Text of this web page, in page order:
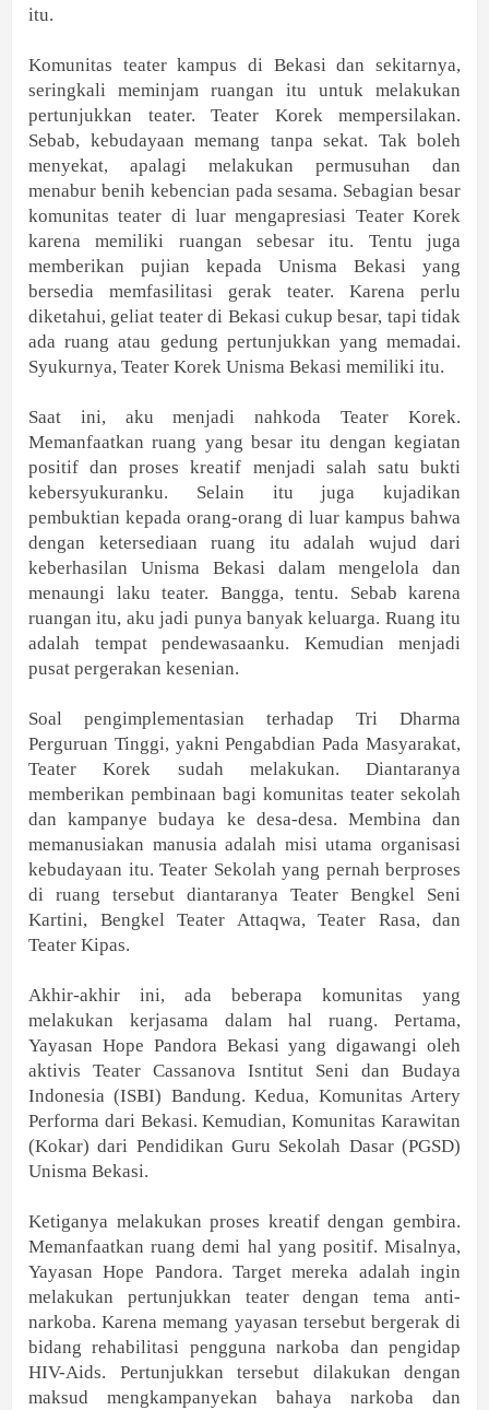
itu.
Komunitas teater kampus di Bekasi dan sekitarnya,
seringkali meminjam ruangan itu untuk melakukan
pertunjukkan teater. Teater Korek mempersilakan.
Sebab, kebudayaan memang tanpa sekat. Tak boleh
menyekat, apalagi melakukan permusuhan dan
menabur benih kebencian pada sesama. Sebagian besar
komunitas teater di luar mengapresiasi Teater Korek
karena memiliki ruangan sebesar itu. Tentu juga
memberikan pujian kepada Unisma Bekasi yang
bersedia memfasilitasi gerak teater. Karena perlu
diketahui, geliat teater di Bekasi cukup besar, tapi tidak
ada ruang atau gedung pertunjukkan yang memadai.
Syukurnya, Teater Korek Unisma Bekasi memiliki itu.
Saat ini, aku menjadi nahkoda Teater Korek.
Memanfaatkan ruang yang besar itu dengan kegiatan
positif dan proses kreatif menjadi salah satu bukti
kebersyukuranku. Selain itu juga kujadikan
pembuktian kepada orang-orang di luar kampus bahwa
dengan ketersediaan ruang itu adalah wujud dari
keberhasilan Unisma Bekasi dalam mengelola dan
menaungi laku teater. Bangga, tentu. Sebab karena
ruangan itu, aku jadi punya banyak keluarga. Ruang itu
adalah tempat pendewasaanku. Kemudian menjadi
pusat pergerakan kesenian.
Soal pengimplementasian terhadap Tri Dharma
Perguruan Tinggi, yakni Pengabdian Pada Masyarakat,
Teater Korek sudah melakukan. Diantaranya
memberikan pembinaan bagi komunitas teater sekolah
dan kampanye budaya ke desa-desa. Membina dan
memanusiakan manusia adalah misi utama organisasi
kebudayaan itu. Teater Sekolah yang pernah berproses
di ruang tersebut diantaranya Teater Bengkel Seni
Kartini, Bengkel Teater Attaqwa, Teater Rasa, dan
Teater Kipas.
Akhir-akhir ini, ada beberapa komunitas yang
melakukan kerjasama dalam hal ruang. Pertama,
Yayasan Hope Pandora Bekasi yang digawangi oleh
aktivis Teater Cassanova Isntitut Seni dan Budaya
Indonesia (ISBI) Bandung. Kedua, Komunitas Artery
Performa dari Bekasi. Kemudian, Komunitas Karawitan
(Kokar) dari Pendidikan Guru Sekolah Dasar (PGSD)
Unisma Bekasi.
Ketiganya melakukan proses kreatif dengan gembira.
Memanfaatkan ruang demi hal yang positif. Misalnya,
Yayasan Hope Pandora. Target mereka adalah ingin
melakukan pertunjukkan teater dengan tema anti-
narkoba. Karena memang yayasan tersebut bergerak di
bidang rehabilitasi pengguna narkoba dan pengidap
HIV-Aids. Pertunjukkan tersebut dilakukan dengan
maksud mengkampanyekan bahaya narkoba dan